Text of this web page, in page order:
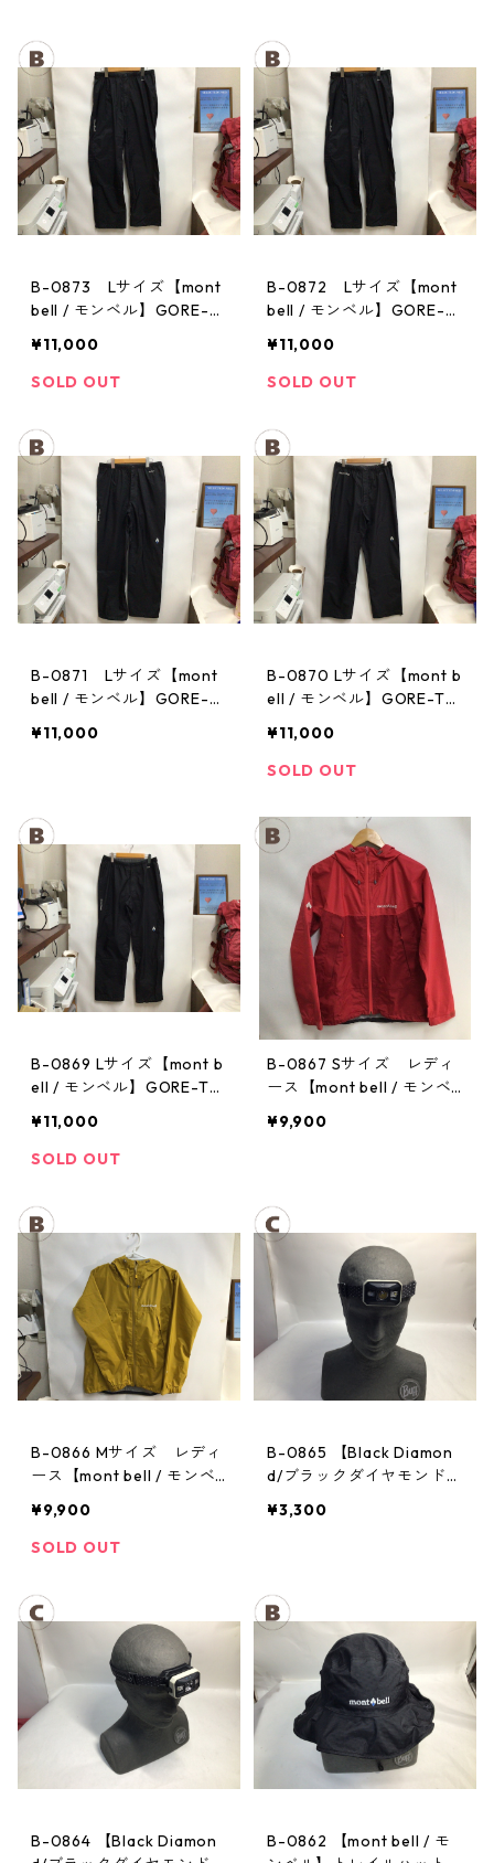
B-0873 Lサイズ【mont
bell / モンベル】GORE-T
パンツ：メンズBK
¥11,000
SOLD OUT
B-0872 Lサイズ【mont
bell / モンベル】GORE-T
パンツ：メンズBK
¥11,000
SOLD OUT
B-0871 Lサイズ【mont
bell / モンベル】GORE-T
パンツ：メンズBK
¥11,000
B-0870 Lサイズ【mont b
ell / モンベル】GORE-TE
ンツ：メンズBK
¥11,000
SOLD OUT
B-0869 Lサイズ【mont b
ell / モンベル】GORE-TE
ンツ：メンズBK
¥11,000
SOLD OUT
B-0867 Sサイズ レディ
ース【mont bell / モンベ
ジャケット： レディース
¥9,900
B-0866 Mサイズ レディ
ース【mont bell / モンベ
ジャケット： レディース
¥9,900
SOLD OUT
B-0865 【Black Diamon
d/ブラックダイヤモンド】
¥3,300
B-0864 【Black Diamon
B-0862 【mont bell / モ